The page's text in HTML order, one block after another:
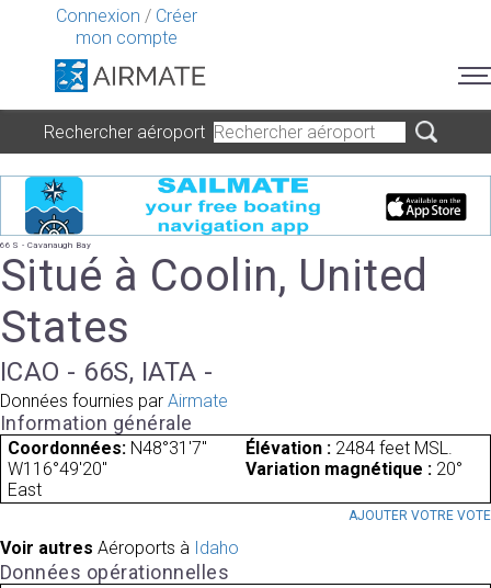
Connexion / Créer
mon compte
Rechercher aéroport
66S - Cavanaugh Bay
Situé à Coolin, United
States
ICAO - 66S, IATA -
Données fournies par Airmate
Information générale
Coordonnées: N48°31'7"
W116°49'20"
Élévation : 2484 feet MSL.
Variation magnétique : 20°
East
AJOUTER VOTRE VOTE
Voir autres Aéroports à Idaho
Données opérationnelles